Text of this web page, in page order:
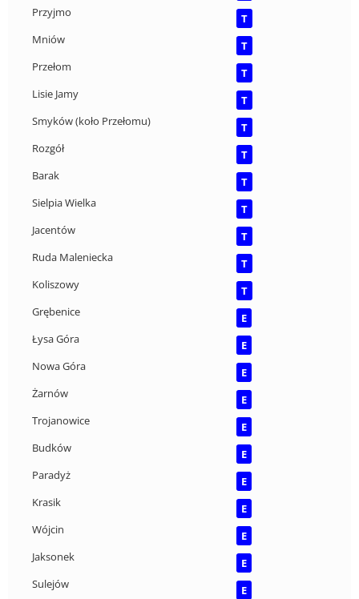
Przyjmo
T
Mniów
T
Przełom
T
Lisie Jamy
T
Smyków (koło Przełomu)
T
Rozgół
T
Barak
T
Sielpia Wielka
T
Jacentów
T
Ruda Maleniecka
T
Koliszowy
T
Grębenice
E
Łysa Góra
E
Nowa Góra
E
Żarnów
E
Trojanowice
E
Budków
E
Paradyż
E
Krasik
E
Wójcin
E
Jaksonek
E
Sulejów
E